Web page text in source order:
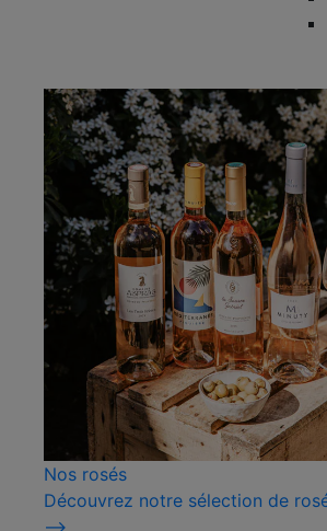
Nos rosés
Découvrez notre sélection de
⟶